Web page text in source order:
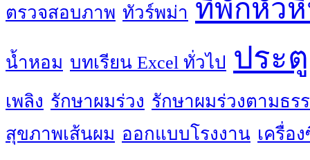
ตรวจสอบภาพ ทัวร์พม่า ที่พักหัว
น้ำหอม บทเรียน Excel ทั่วไป ประตู
เพลิง รักษาผมร่วง รักษาผมร่วงตามธร
สุขภาพเส้นผม ออกแบบโรงงาน เครื่อ